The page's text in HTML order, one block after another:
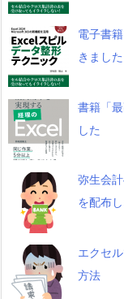
電子書
きました
書籍「
した
弥生会
を配布
エクセ
方法